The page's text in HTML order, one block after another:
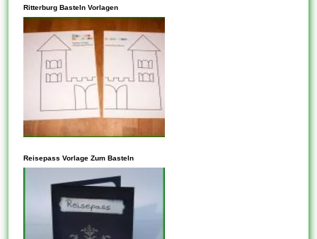
Ritterburg Basteln Vorlagen
dieses Ihnen frei, Vorlagen zu
kopieren, die auf der
freigegebenen CC-BY-SA-
Lizenz basieren. Vergewissern
Sie sich aber, dass die
Reisepass Vorlage Zum Basteln